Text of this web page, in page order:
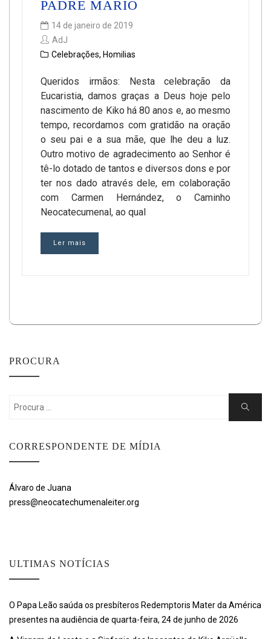
PADRE MARIO
14 de janeiro de 2019
AdJ
Celebrações, Homilias
Queridos irmãos: Nesta celebração da
Eucaristia, damos graças a Deus hoje pelo
nascimento de Kiko há 80 anos e, ao mesmo
tempo, recordamos com gratidão na oração
o seu pai e a sua mãe, que lhe deu a luz.
Outro motivo de agradecimento ao Senhor é
tê-lo dotado de tantos e diversos dons e por
ter nos dado através dele, em colaboração
com Carmen Hernández, o Caminho
Neocatecumenal, ao qual
Ler mais
PROCURA
Search
Search
CORRESPONDENTE DE MÍDIA
Álvaro de Juana
press@neocatechumenaleiter.org
ULTIMAS NOTÍCIAS
O Papa Leão saúda os presbíteros Redemptoris Mater da América
presentes na audiência de quarta-feira, 24 de junho de 2026